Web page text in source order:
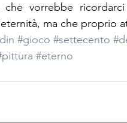
che vorrebbe
ma che proprio
#gioco #settecento
#eterno